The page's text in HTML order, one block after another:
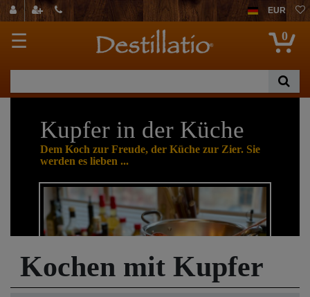
EUR
☰ 0
Kupfer in der Küche
Dem Koch zur Freude, der Küche zur Zier. Sie
werden es lieben ...
Kochen mit Kupfer